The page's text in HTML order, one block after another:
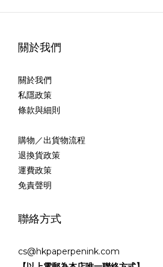
關於我們
關於我們
私隱政策
條款與細則
購物／出貨物流程
退換貨政策
運費政策
免責聲明
聯絡方式
cs@hkpaperpenink.com